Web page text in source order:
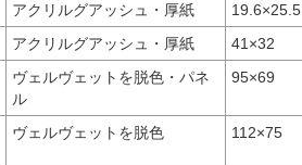
アクリルグアッシュ・厚紙
19.6×25.5
アクリルグアッシュ・厚紙 41×32
ヴェルヴェットを脱色・パネ
ル
95×69
ヴェルヴェットを脱色 112×75